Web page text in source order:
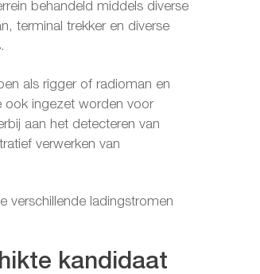
behandeld middels diverse
terminal trekker en diverse
als rigger of radioman en
ook ingezet worden voor
aan het detecteren van
verwerken van
verschillende ladingstromen
kandidaat